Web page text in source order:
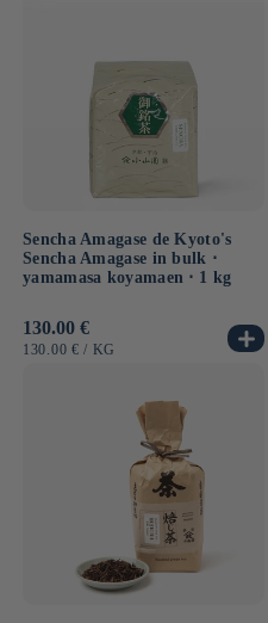
Sencha Amagase de Kyoto's
Sencha Amagase in bulk ⋅
yamamasa koyamaen ⋅ 1 kg
Normale
prijs
130.00 €
EENHEIDSPRIJS
130.00 € / PER
KG